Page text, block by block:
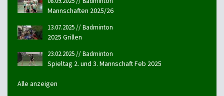
Mannschaften 2025/26
13.07.2025 // Badminton
2025 Grillen
23.02.2025 // Badminton
Spieltag 2. und 3. Mannschaft Feb 2025
Alle anzeigen